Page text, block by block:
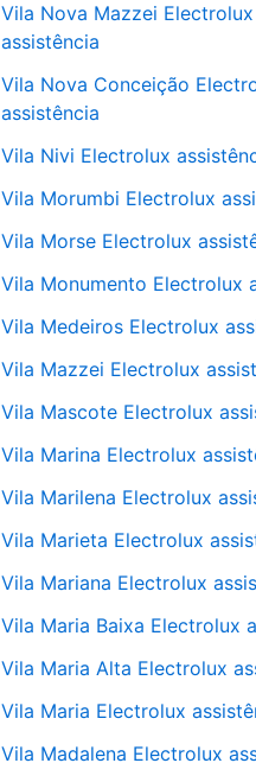
Vila Nova Mazzei Electrolux
assistência
Vila Nova Conceição
assistência
Vila Nivi Electrolux
Vila Morumbi Electrolux
Vila Morse Electrolux
Vila Monumento Electrolux
Vila Medeiros Electrolux
Vila Mazzei Electrolux
Vila Mascote Electrolux
Vila Marina Electrolux
Vila Marilena Electrolux
Vila Marieta Electrolux
Vila Mariana Electrolux
Vila Maria Baixa Electrolux
Vila Maria Alta Electrolux
Vila Maria Electrolux
Vila Madalena Electrolux